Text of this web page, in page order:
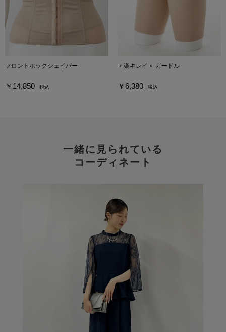
フロントホックシェイパー
￥14,850 税込
＜楽キレイ＞ ガードル
￥6,380 税込
一緒に見られている
コーディネート